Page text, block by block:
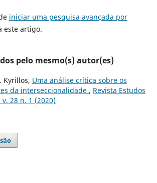
iniciar uma pesquisa avançada por
este artigo.
pelo mesmo(s) autor(es)
Kyrillos, Uma análise crítica sobre os
da interseccionalidade , Revista Estudos
28 n. 1 (2020)